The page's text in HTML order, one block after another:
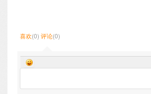
喜欢(0) 评论(0)